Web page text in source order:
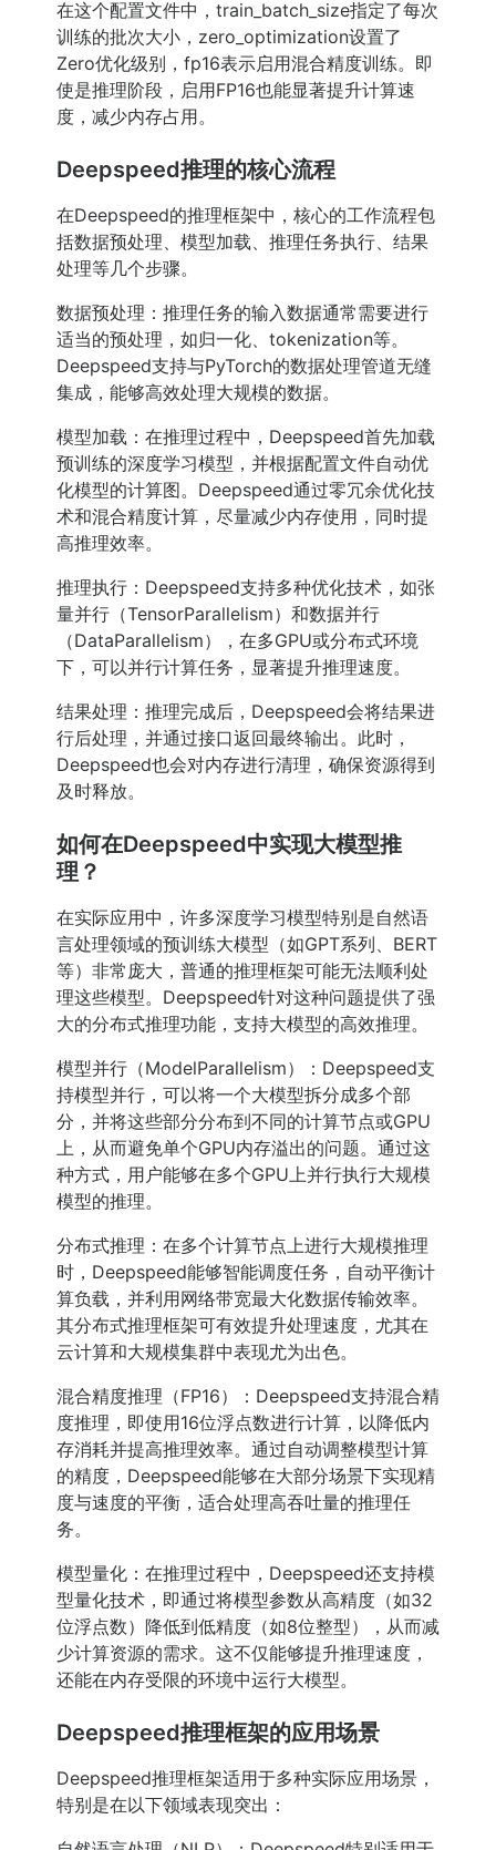
在这个配置文件中，train_batch_size指定了每次
训练的批次大小，zero_optimization设置了
Zero优化级别，fp16表示启用混合精度训练。即
使是推理阶段，启用FP16也能显著提升计算速
度，减少内存占用。
Deepspeed推理的核心流程
在Deepspeed的推理框架中，核心的工作流程包
括数据预处理、模型加载、推理任务执行、结果
处理等几个步骤。
数据预处理：推理任务的输入数据通常需要进行
适当的预处理，如归一化、tokenization等。
Deepspeed支持与PyTorch的数据处理管道无缝
集成，能够高效处理大规模的数据。
模型加载：在推理过程中，Deepspeed首先加载
预训练的深度学习模型，并根据配置文件自动优
化模型的计算图。Deepspeed通过零冗余优化技
术和混合精度计算，尽量减少内存使用，同时提
高推理效率。
推理执行：Deepspeed支持多种优化技术，如张
量并行（TensorParallelism）和数据并行
（DataParallelism），在多GPU或分布式环境
下，可以并行计算任务，显著提升推理速度。
结果处理：推理完成后，Deepspeed会将结果进
行后处理，并通过接口返回最终输出。此时，
Deepspeed也会对内存进行清理，确保资源得到
及时释放。
如何在Deepspeed中实现大模型推
理？
在实际应用中，许多深度学习模型特别是自然语
言处理领域的预训练大模型（如GPT系列、BERT
等）非常庞大，普通的推理框架可能无法顺利处
理这些模型。Deepspeed针对这种问题提供了强
大的分布式推理功能，支持大模型的高效推理。
模型并行（ModelParallelism）：Deepspeed支
持模型并行，可以将一个大模型拆分成多个部
分，并将这些部分分布到不同的计算节点或GPU
上，从而避免单个GPU内存溢出的问题。通过这
种方式，用户能够在多个GPU上并行执行大规模
模型的推理。
分布式推理：在多个计算节点上进行大规模推理
时，Deepspeed能够智能调度任务，自动平衡计
算负载，并利用网络带宽最大化数据传输效率。
其分布式推理框架可有效提升处理速度，尤其在
云计算和大规模集群中表现尤为出色。
混合精度推理（FP16）：Deepspeed支持混合精
度推理，即使用16位浮点数进行计算，以降低内
存消耗并提高推理效率。通过自动调整模型计算
的精度，Deepspeed能够在大部分场景下实现精
度与速度的平衡，适合处理高吞吐量的推理任
务。
模型量化：在推理过程中，Deepspeed还支持模
型量化技术，即通过将模型参数从高精度（如32
位浮点数）降低到低精度（如8位整型），从而减
少计算资源的需求。这不仅能够提升推理速度，
还能在内存受限的环境中运行大模型。
Deepspeed推理框架的应用场景
Deepspeed推理框架适用于多种实际应用场景，
特别是在以下领域表现突出：